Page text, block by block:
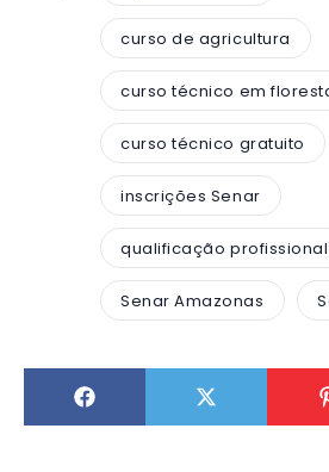
curso de agricultura
curso técnico em
curso técnico gratuito
inscrições Senar
qualificação profissional
Senar Amazonas